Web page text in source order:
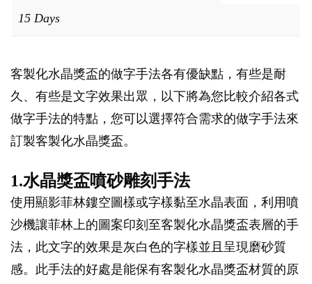
15 Days
客製化水晶獎盃的做字手法各有優缺點，有些是耐
久、有些是文字效果出眾，以下將為您比較介紹各式
做字手法的特點，您可以選擇符合需求的做字手法來
訂製客製化水晶獎盃。
1.水晶獎盃噴砂雕刻手法
使用顯影菲林鏤空圖樣或字樣黏至水晶表面，利用噴
沙機讓菲林上的圖案印刻至客製化水晶獎盃表層的手
法，此文字的效果是灰白色的字樣並且呈現磨砂質
感。此手法的好處是能保有客製化水晶獎盃材質的原